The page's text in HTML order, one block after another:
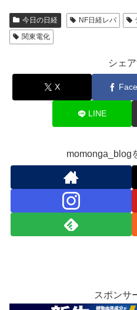
今日の日経 NF日経レバ
関東電化
シェ
X
LINE
momonga_blog
スポンサ